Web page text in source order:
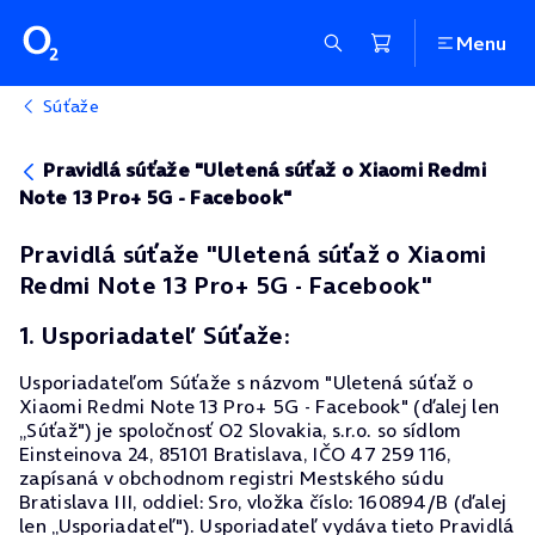
Menu
Súťaže
Pravidlá súťaže "Uletená súťaž o Xiaomi Redmi
Note 13 Pro+ 5G - Facebook"
Pravidlá súťaže "Uletená súťaž o Xiaomi
Redmi Note 13 Pro+ 5G - Facebook"
1. Usporiadateľ Súťaže:
Usporiadateľom Súťaže s názvom "Uletená súťaž o
Xiaomi Redmi Note 13 Pro+ 5G - Facebook" (ďalej len
„Súťaž") je spoločnosť O2 Slovakia, s.r.o. so sídlom
Einsteinova 24, 85101 Bratislava, IČO 47 259 116,
zapísaná v obchodnom registri Mestského súdu
Bratislava III, oddiel: Sro, vložka číslo: 160894/B (ďalej
len „Usporiadateľ"). Usporiadateľ vydáva tieto Pravidlá